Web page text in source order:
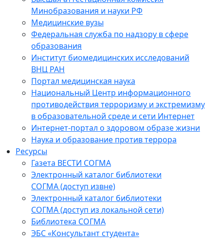
Минобразования и науки РФ
Медицинские вузы
Федеральная служба по надзору в сфере
образования
Институт биомедицинских исследований
ВНЦ РАН
Портал медицинская наука
Национальный Центр информационного
противодействия терроризму и экстремизму
в образовательной среде и сети Интернет
Интернет-портал о здоровом образе жизни
Наука и образование против террора
Ресурсы
Газета ВЕСТИ СОГМА
Электронный каталог библиотеки
СОГМА (доступ извне)
Электронный каталог библиотеки
СОГМА (доступ из локальной сети)
Библиотека СОГМА
ЭБС «Консультант студента»